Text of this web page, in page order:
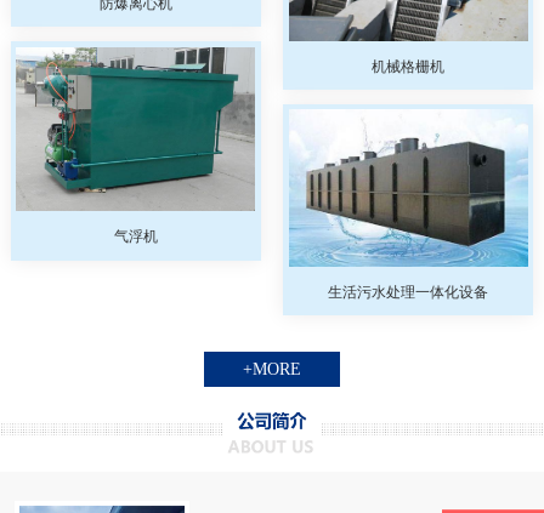
防爆离心机
机械格栅机
气浮机
生活污水处理一体化设备
+MORE